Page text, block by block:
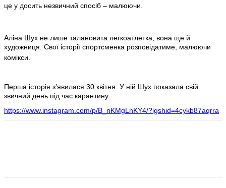
це у досить незвичний спосіб – малюючи.
Аліна Шух не лише талановита легкоатлетка, вона ще й
художниця. Свої історії спортсменка розповідатиме, малюючи
комікси.
Перша історія з’явилася 30 квітня. У ній Шух показала свій
звичний день під час карантину:
https://www.instagram.com/p/B_nKMgLnKY4/?igshid=4cykb87aqrra